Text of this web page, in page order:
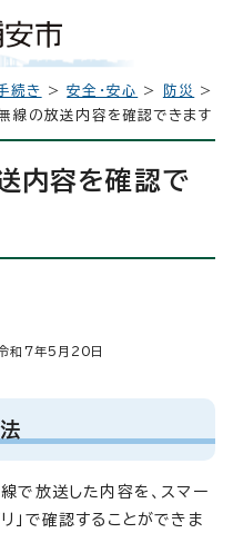
続き >安全・安心 > 防災
>
線の放送内容を確認できます
内容を確認で
7年5月 20 日
で放送した内容を、スマー
」で確認することができま